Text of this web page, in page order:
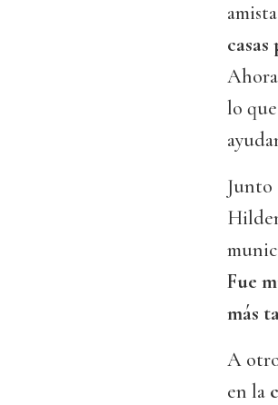
lo
Junto
Fue
más
A
en la